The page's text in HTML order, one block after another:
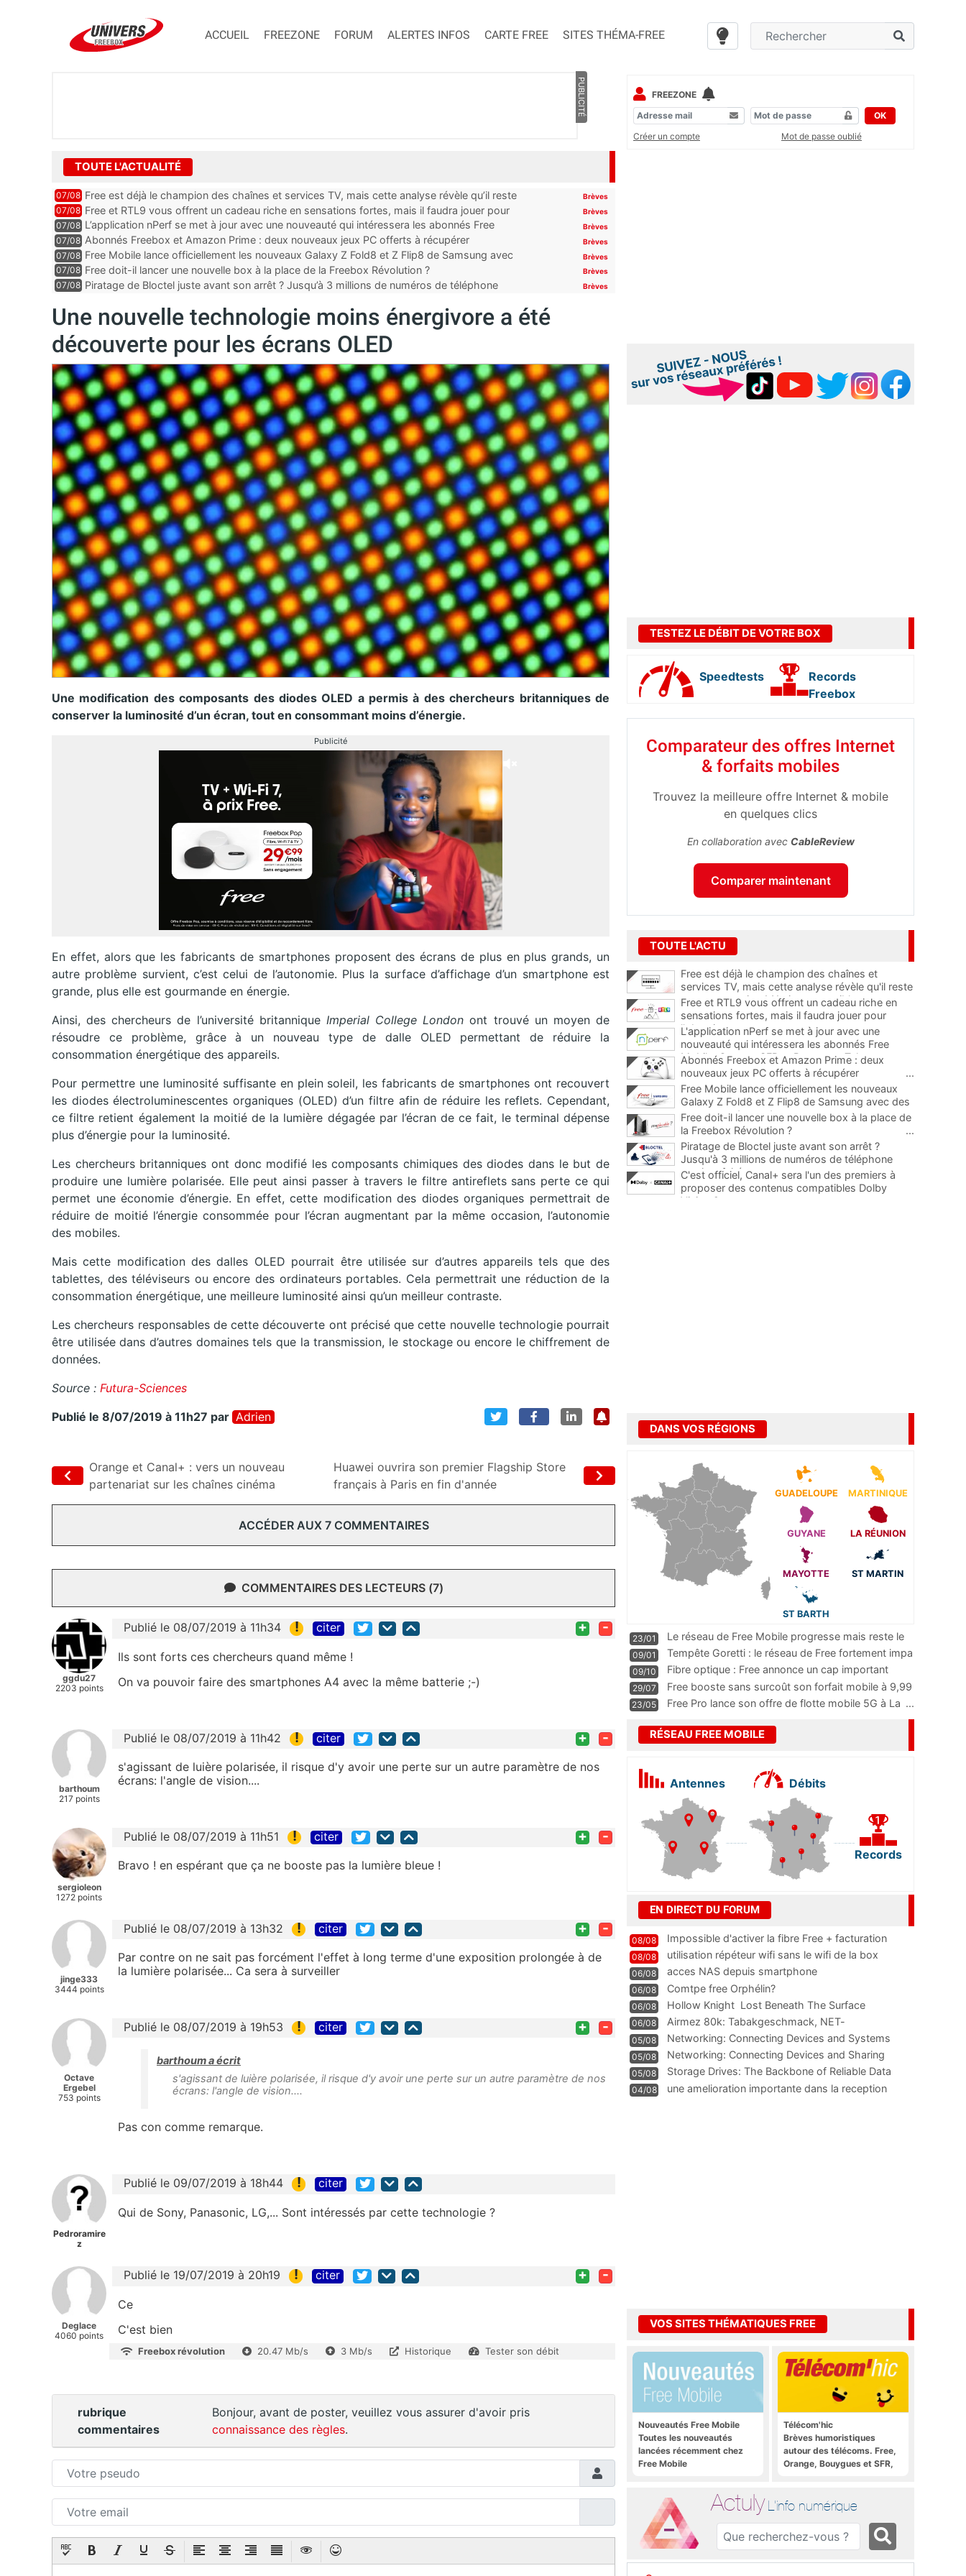
ACCUEIL FREEZONE FORUM ALERTES INFOS CARTE FREE SITES THÉMA-FREE
PUBLICITÉ
TOUTE L'ACTUALITÉ
07/08 Free est déjà le champion des chaînes et services TV, mais cette analyse révèle qu’il reste
encore au moin...
Brèves
07/08 Free et RTL9 vous offrent un cadeau riche en sensations fortes, mais il faudra jouer pour
l’obtenir
Brèves
07/08 L’application nPerf se met à jour avec une nouveauté qui intéressera les abonnés Free
Mobile, Orange, SFR ...
Brèves
07/08 Abonnés Freebox et Amazon Prime : deux nouveaux jeux PC offerts à récupérer Brèves
07/08 Free Mobile lance officiellement les nouveaux Galaxy Z Fold8 et Z Flip8 de Samsung avec
des promos et des cadeaux
Brèves
07/08 Free doit-il lancer une nouvelle box à la place de la Freebox Révolution ? Brèves
07/08 Piratage de Bloctel juste avant son arrêt ? Jusqu’à 3 millions de numéros de téléphone
Brèves
Une nouvelle technologie moins énergivore a été
découverte pour les écrans OLED
Une modification des composants des diodes OLED a permis à des chercheurs britanniques de
conserver la luminosité d’un écran, tout en consommant moins d’énergie.
Publicité
En effet, alors que les fabricants de smartphones proposent des écrans de plus en plus grands, un
autre problème survient, c’est celui de l’autonomie. Plus la surface d’affichage d’un smartphone est
grande, plus elle est gourmande en énergie.
Ainsi, des chercheurs de l’université britannique Imperial College London ont trouvé un moyen de
résoudre ce problème, grâce à un nouveau type de dalle OLED permettant de réduire la
consommation énergétique des appareils.
Pour permettre une luminosité suffisante en plein soleil, les fabricants de smartphones ont recouvert
les diodes électroluminescentes organiques (OLED) d’un filtre afin de réduire les reflets. Cependant,
ce filtre retient également la moitié de la lumière dégagée par l’écran de ce fait, le terminal dépense
plus d’énergie pour la luminosité.
Les chercheurs britanniques ont donc modifié les composants chimiques des diodes dans le but de
produire une lumière polarisée. Elle peut ainsi passer à travers le filtre antireflets sans perte ce qui
permet une économie d’énergie. En effet, cette modification des diodes organiques permettrait de
réduire de moitié l’énergie consommée pour l’écran augmentant par la même occasion, l’autonomie
des mobiles.
Mais cette modification des dalles OLED pourrait être utilisée sur d’autres appareils tels que des
tablettes, des téléviseurs ou encore des ordinateurs portables. Cela permettrait une réduction de la
consommation énergétique, une meilleure luminosité ainsi qu’un meilleur contraste.
Les chercheurs responsables de cette découverte ont précisé que cette nouvelle technologie pourrait
être utilisée dans d’autres domaines tels que la transmission, le stockage ou encore le chiffrement de
données.
Source : Futura-Sciences
Publié le 8/07/2019 à 11h27 par Adrien
Orange et Canal+ : vers un nouveau
partenariat sur les chaînes cinéma
Huawei ouvrira son premier Flagship Store
français à Paris en fin d'année
ACCÉDER AUX 7 COMMENTAIRES
COMMENTAIRES DES LECTEURS (7)
ggdu27
2203 points
Publié le 08/07/2019 à 11h34 ! citer + -
Ils sont forts ces chercheurs quand même !
On va pouvoir faire des smartphones A4 avec la même batterie ;-)
barthoum
217 points
Publié le 08/07/2019 à 11h42 ! citer + -
s'agissant de luière polarisée, il risque d'y avoir une perte sur un autre paramètre de nos
écrans: l'angle de vision....
sergioleon
1272 points
Publié le 08/07/2019 à 11h51 ! citer + -
Bravo ! en espérant que ça ne booste pas la lumière bleue !
jinge333
3444 points
Publié le 08/07/2019 à 13h32 ! citer + -
Par contre on ne sait pas forcément l'effet à long terme d'une exposition prolongée à de
la lumière polarisée... Ca sera à surveiller
Octave
Ergebel
753 points
Publié le 08/07/2019 à 19h53 ! citer + -
barthoum a écrit
s'agissant de luière polarisée, il risque d'y avoir une perte sur un autre paramètre de nos
écrans: l'angle de vision....
Pas con comme remarque.
Pedroramire
z
Publié le 09/07/2019 à 18h44 ! citer
Qui de Sony, Panasonic, LG,... Sont intéressés par cette technologie ?
Deglace
4060 points
Publié le 19/07/2019 à 20h19 ! citer + -
Ce
C'est bien
Freebox révolution 20.47 Mb/s 3 Mb/s Historique Tester son débit
rubrique
commentaires
Bonjour, avant de poster, veuillez vous assurer d'avoir pris
connaissance des règles.
FREEZONE
OK
Créer un compte
Mot de passe oublié
TESTEZ LE DÉBIT DE VOTRE BOX
Speedtests
Records
Freebox
Comparateur des offres Internet
& forfaits mobiles
Trouvez la meilleure offre Internet & mobile
en quelques clics
En collaboration avec CableReview
Comparer maintenant
TOUTE L'ACTU
Free est déjà le champion des chaînes et
services TV, mais cette analyse révèle qu'il reste
encore au moins 141 ajouts possibles
Free et RTL9 vous offrent un cadeau riche en
sensations fortes, mais il faudra jouer pour
l'obtenir
L'application nPerf se met à jour avec une
nouveauté qui intéressera les abonnés Free
Mobile, Orange, SFR et Bouygues Telecom
Abonnés Freebox et Amazon Prime : deux
nouveaux jeux PC offerts à récupérer
...
Free Mobile lance officiellement les nouveaux
Galaxy Z Fold8 et Z Flip8 de Samsung avec des
promos et des cadeaux
...
Free doit-il lancer une nouvelle box à la place de
la Freebox Révolution ?
...
Piratage de Bloctel juste avant son arrêt ?
Jusqu'à 3 millions de numéros de téléphone
auraient fuité
C'est officiel, Canal+ sera l'un des premiers à
proposer des contenus compatibles Dolby
Vision 2
DANS VOS RÉGIONS
GUADELOUPE MARTINIQUE
GUYANE LA RÉUNION
MAYOTTE ST MARTIN
ST BARTH
23/01
Le réseau de Free Mobile progresse mais reste le
m
...
09/01
Tempête Goretti : le réseau de Free fortement impa
09/10
Fibre optique : Free annonce un cap important
pass
...
29/07
Free booste sans surcoût son forfait mobile à 9,99
23/05 Free Pro lance son offre de flotte mobile 5G à La ...
RÉSEAU FREE MOBILE
Antennes Débits
Records
EN DIRECT DU FORUM
08/08
Impossible d'activer la fibre Free + facturation
résiliation
08/08 utilisation répéteur wifi sans le wifi de la box
06/08 acces NAS depuis smartphone
06/08 Comtpe free Orphélin?
06/08 Hollow Knight  Lost Beneath The Surface
06/08
Airmez 80k: Tabakgeschmack, NET-
Technologie und Leistung im
05/08 Networking: Connecting Devices and Systems
05/08
Networking: Connecting Devices and Sharing
Information
05/08
Storage Drives: The Backbone of Reliable Data
Management
04/08
une amelioration importante dans la reception
VOS SITES THÉMATIQUES FREE
Nouveautés Free Mobile
Toutes les nouveautés
lancées récemment chez
Free Mobile
Télécom'hic
Brèves humoristiques
autour des télécoms. Free,
Orange, Bouygues et SFR,
Actuly L'info numérique